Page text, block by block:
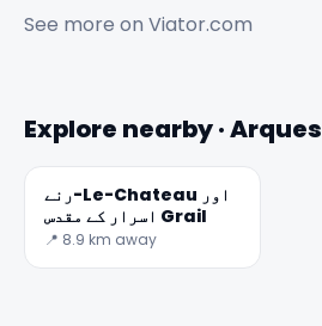
See more on Viator.com
Explore nearby · Arques
رنے-Le-Chateau اور
اسرار کے مقدس Grail
📍 8.9 km away